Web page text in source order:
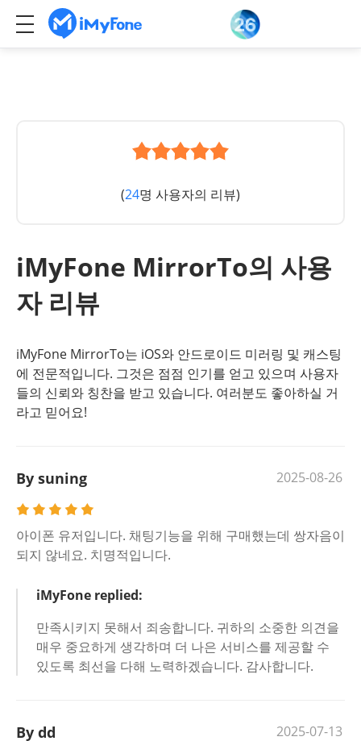
(24명 사용자의 리뷰)
iMyFone MirrorTo의 사용
자 리뷰
iMyFone MirrorTo는 iOS와 안드로이드 미러링 및 캐스팅
에 전문적입니다. 그것은 점점 인기를 얻고 있으며 사용자
들의 신뢰와 칭찬을 받고 있습니다. 여러분도 좋아하실 거
라고 믿어요!
By suning 2025-08-26
아이폰 유저입니다. 채팅기능을 위해 구매했는데 쌍자음이
되지 않네요. 치명적입니다.
iMyFone replied:
만족시키지 못해서 죄송합니다. 귀하의 소중한 의견을
매우 중요하게 생각하며 더 나은 서비스를 제공할 수
있도록 최선을 다해 노력하겠습니다. 감사합니다.
By dd 2025-07-13